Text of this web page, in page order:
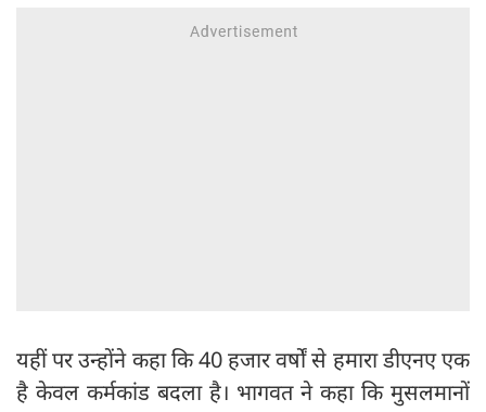
यहीं पर उन्होंने कहा कि 40 हजार वर्षों से हमारा डीएनए एक
है केवल कर्मकांड बदला है। भागवत ने कहा कि मुसलमानों